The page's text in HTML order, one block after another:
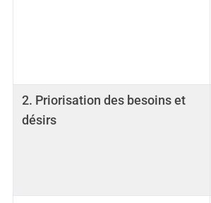
2. Priorisation des besoins et
désirs